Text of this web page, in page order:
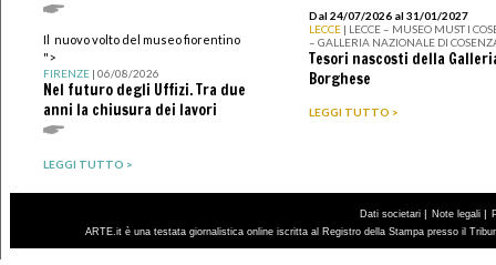
Il nuovo volto del museo fiorentino
">
FIRENZE| 06/08/2026
Nel futuro degli Uffizi. Tra due
anni la chiusura dei lavori
LEGGI TUTTO >
Dal 24/07/2026 al 31/01/2027
LECCE | LECCE – MUSEO MUST I
– GALLERIA NAZIONALE DI
Tesori nascosti della
Borghese
LEGGI TUTTO >
Dati societari | Note legali |
ARTE.it è una testata giornalistica online iscritta al Registro della Stampa presso il